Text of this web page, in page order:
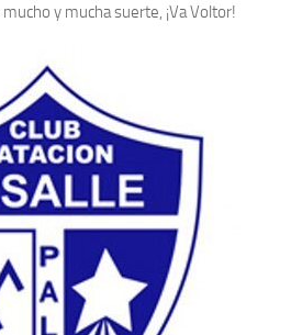
y mucha suerte, ¡Va Voltor!